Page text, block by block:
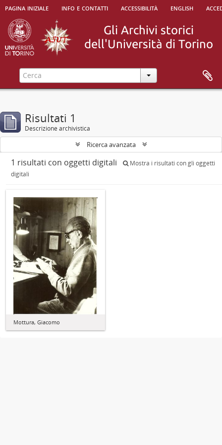
pagina iniziale info e contatti accessibilità english
Risultati 1
Descrizione archivistica
Ricerca avanzata
1 risultati con oggetti digitali
Mostra i risultati con gli oggetti
digitali
Mottura, Giacomo